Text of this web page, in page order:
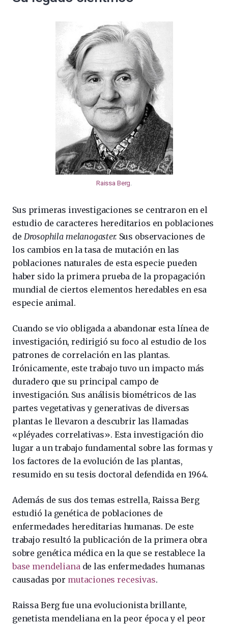
Raissa Berg
Sus primeras investigaciones se centraron en el
estudio de caracteres hereditarios en poblaciones
de Drosophila melanogaster. Sus observaciones de
los cambios en la tasa de mutación en las
poblaciones naturales de esta especie pueden
haber sido la primera prueba de la propagación
mundial de ciertos elementos heredables en esa
especie animal.
Cuando se vio obligada a abandonar esta línea de
investigación, redirigió su foco al estudio de los
patrones de correlación en las plantas.
Irónicamente, este trabajo tuvo un impacto más
duradero que su principal campo de
investigación. Sus análisis biométricos de las
partes vegetativas y generativas de diversas
plantas le llevaron a descubrir las llamadas
«pléyades correlativas». Esta investigación dio
lugar a un trabajo fundamental sobre las formas y
los factores de la evolución de las plantas,
resumido en su tesis doctoral defendida en 1964.
Además de sus dos temas estrella, Raissa Berg
estudió la genética de poblaciones de
enfermedades hereditarias humanas. De este
trabajo resultó la publicación de la primera obra
sobre genética médica en la que se restablece la
base mendeliana de las enfermedades humanas
causadas por mutaciones recesivas.
Raissa Berg fue una evolucionista brillante,
genetista mendeliana en la peor época y el peor